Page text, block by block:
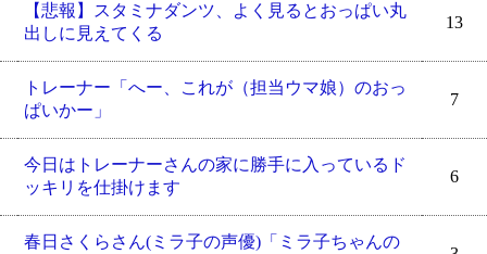
【悲報】スタミナダンツ、よく見るとおっぱい丸
出しに見えてくる
13
トレーナー「へー、これが（担当ウマ娘）のおっ
ぱいかー」
7
今日はトレーナーさんの家に勝手に入っているド
ッキリを仕掛けます
6
春日さくらさん(ミラ子の声優)「ミラ子ちゃんの